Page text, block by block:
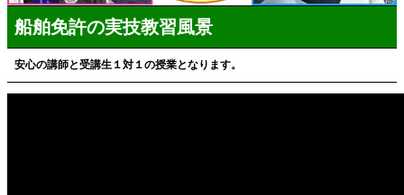
船舶免許の実技教習風景
安心の講師と受講生１対１の授業となります。